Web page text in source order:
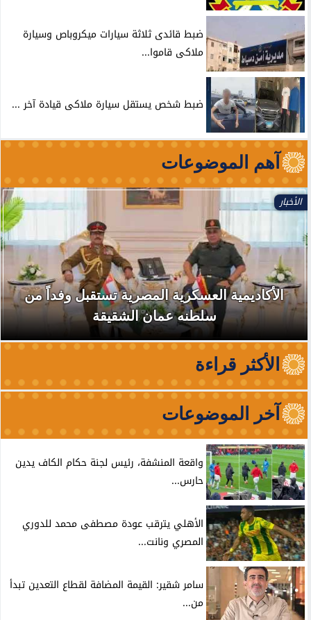
ضبط قائدى ثلاثة سيارات ميكروباص وسيارة
ملاكى قاموا...
ضبط شخص يستقل سيارة ملاكى قيادة آخر ...
آهم الموضوعات
الأخبار
الأكاديمية العسكرية المصرية تستقبل وفداً من
سلطنه عمان الشقيقة
الأكثر قراءة
آخر الموضوعات
واقعة المنشفة، رئيس لجنة حكام الكاف يدين
حارس...
الأهلي يترقب عودة مصطفى محمد للدوري
المصري ونانت...
سامر شقير: القيمة المضافة لقطاع التعدين تبدأ
من...